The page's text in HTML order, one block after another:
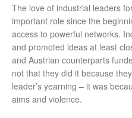
The love of industrial leaders
important role since the
access to powerful networks.
and promoted ideas at least
and Austrian counterparts
not that they did it because
leader’s yearning – it was
aims and violence.